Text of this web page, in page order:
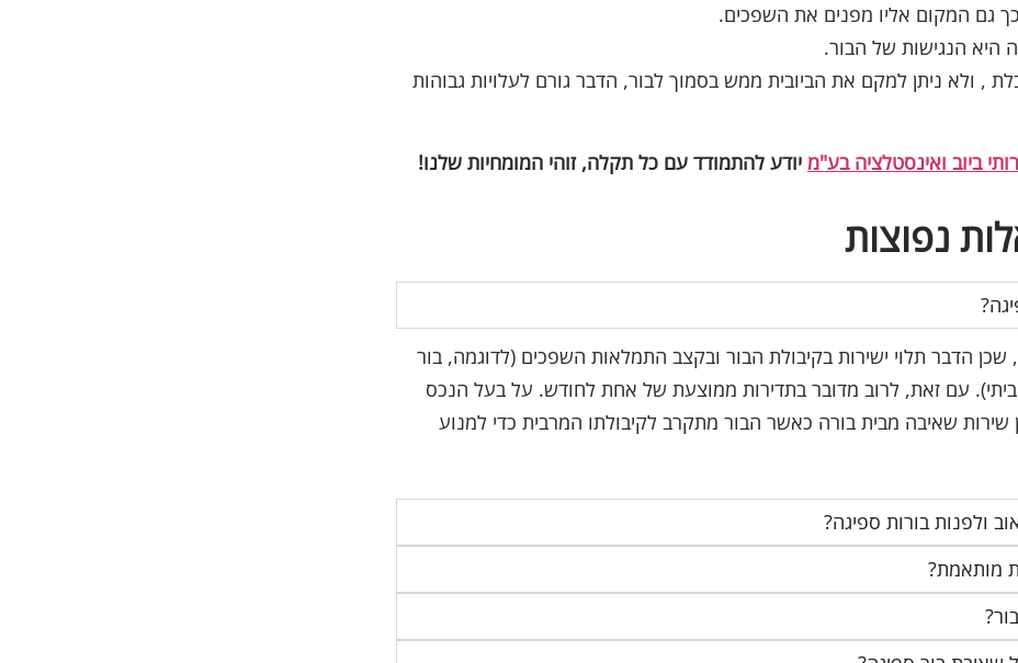
גם המקום אליו מפנים את השפכים.
היא הנגישות של הבור.
, ולא ניתן למקם את הביובית ממש בסמוך לבור, הדבר גורם לעלויות גבוהות
ביוב ואינסטלציה בע"מ יודע להתמודד עם כל תקלה, זוהי המומחיות שלנו!
נפוצות
הדבר תלוי ישירות בקיבולת הבור ובקצב התמלאות השפכים (לדוגמה, בור
עם זאת, לרוב מדובר בתדירות ממוצעת של אחת לחודש. על בעל הנכס
שירות שאיבה מבית בורה כאשר הבור מתקרב לקיבולתו המרבית כדי למנוע
ולפנות בורות ספיגה?
מותאמת?